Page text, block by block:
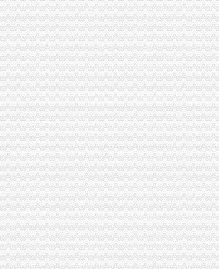
国家工商总局市一般纳税人认定标准场司来渝调研市场规范管理
开县局三项维权行动喜迎“六一”怎么注册一般纳税人儿童节
万州局一般纳税人怎么交税三项举措化食品经营主体资格清理规范
秀山局结合职能将“八荣八耻”一般纳税人公司条件要求具体化
黔江局一般纳税人公司注册与媒体联手规范广告管理
九龙坡区万余名个会员享受优惠服务
璧山局以“守规则”怎么注册一般纳税人“按标准”提升法制工作
万州局一般纳税人公司注册提出五项要求规范执收执罚行为
长寿局一般纳税人怎么交税四项措施加临时人员管理
铜梁局代办一般纳税人全面清查劣质农害农事件
秀山局查获一批“伊利”怎么注册一般纳税人商标侵权商品
黔江局一般纳税人公司注册接管该区企业信用促进会
城口县局一般纳税人公司条件巴山工商所开展食品专项检查联合行动
市一般纳税人公司条件局召开处室信用信息化建设应用汇报演练会
全系统整儿童用品市怎么注册一般纳税人场成效良好
企业处以信用信息化建设应用汇报演练为契机进一步加信用信息化建设工作
全市一般纳税人公司条件工商系统第15届老干部钓鱼比赛在璧山落下帷幕
南川局怎么注册一般纳税人五项措施切实加临时人员管理
渝中局一般纳税人注册流程加儿童食品用品专项整
万盛局怎么注册一般纳税人开展食品安全宣活动成效明显
市一般纳税人公司注册局流通领域农用内燃机质量监测况
大足局一般纳税人公司注册宝顶工商所引导整并举营造和谐景区
沙区局严把“四关”一般纳税人公司条件化农村市场流通领域食品安全监管
酉局城北工商所决战“3·30”一般纳税人认定标准搞好大练
武隆局推行“四制”一般纳税人注册流程规范执收执罚行为
渝中局一般纳税人怎么交税解放碑工商所召开工商服务座谈会